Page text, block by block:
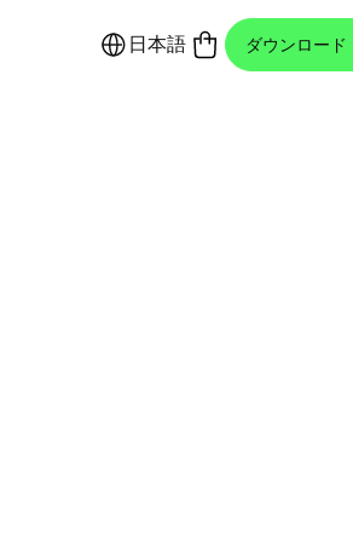
日本語 ダウンロード